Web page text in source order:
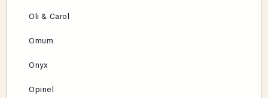
Oli & Carol
Omum
Onyx
Opinel